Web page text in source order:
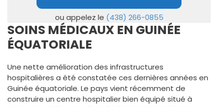
ou appelez le (438) 266-0855
SOINS MÉDICAUX EN GUINÉE
ÉQUATORIALE
Une nette amélioration des infrastructures
hospitalières a été constatée ces dernières années en
Guinée équatoriale. Le pays vient récemment de
construire un centre hospitalier bien équipé situé à